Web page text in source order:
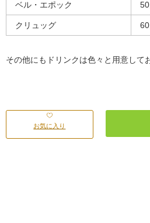
ベル・エポック
クリュッグ
その他にもドリンクは色々と用意して
お気に入り